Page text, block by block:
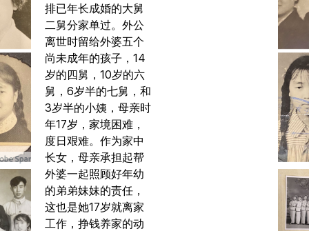
排已年长成婚的大舅
二舅分家单过。外公
离世时留给外婆五个
尚未成年的孩子，14
岁的四舅，10岁的六
舅，6岁半的七舅，和
3岁半的小姨，母亲时
年17岁，家境困难，
度日艰难。作为家中
长女，母亲承担起帮
外婆一起照顾好年幼
的弟弟妹妹的责任，
这也是她17岁就离家
工作，挣钱养家的动